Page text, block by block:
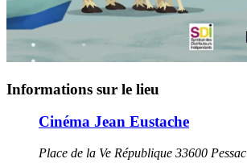
Informations sur le lieu
Cinéma Jean Eustache
Place de la Ve République 33600 Pessac